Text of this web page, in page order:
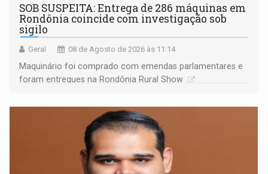
SOB SUSPEITA: Entrega de 286 máquinas em
Rondônia coincide com investigação sob
sigilo
Geral 08 de Agosto de 2026 às 11:14
Maquinário foi comprado com emendas parlamentares e
foram entregues na Rondônia Rural Show